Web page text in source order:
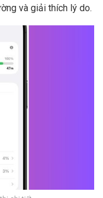
và giải thích lý do.